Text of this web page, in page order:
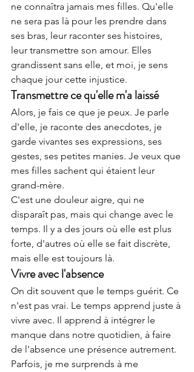
ne connaîtra jamais mes filles. Qu'elle
ne sera pas là pour les prendre dans
ses bras, leur raconter ses histoires,
leur transmettre son amour. Elles
grandissent sans elle, et moi, je sens
chaque jour cette injustice.
Transmettre ce qu'elle m'a laissé
Alors, je fais ce que je peux. Je parle
d'elle, je raconte des anecdotes, je
garde vivantes ses expressions, ses
gestes, ses petites manies. Je veux que
mes filles sachent qui étaient leur
grand-mère.
C'est une douleur aigre, qui ne
disparaît pas, mais qui change avec le
temps. Il y a des jours où elle est plus
forte, d'autres où elle se fait discrète,
mais elle est toujours là.
Vivre avec l'absence
On dit souvent que le temps guérit. Ce
n'est pas vrai. Le temps apprend juste à
vivre avec. Il apprend à intégrer le
manque dans notre quotidien, à faire
de l'absence une présence autrement.
Parfois, je me surprends à me